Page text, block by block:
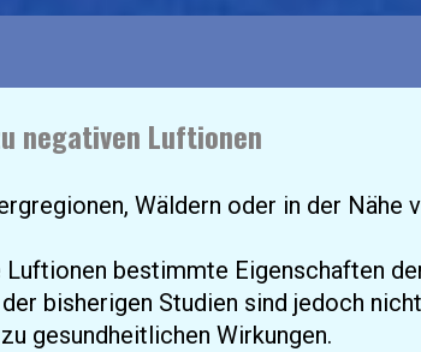
negativen Luftionen
Wäldern oder in der Nähe
bestimmte Eigenschaften
bisherigen Studien sind jedoch
gesundheitlichen Wirkungen.